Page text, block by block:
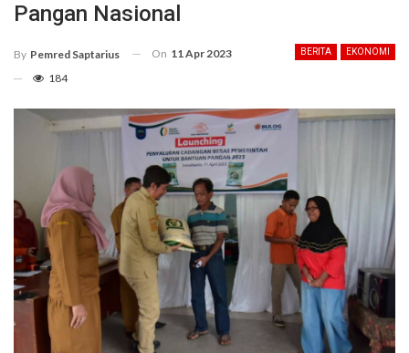
Pangan Nasional
BERITA EKONOMI
By Pemred Saptarius On 11 Apr 2023
184